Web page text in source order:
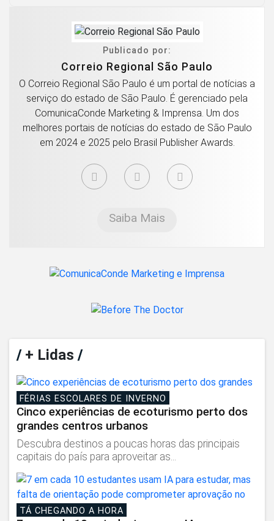
Publicado por:
Correio Regional São Paulo
O Correio Regional São Paulo é um portal de notícias a
serviço do estado de São Paulo. É gerenciado pela
ComunicaConde Marketing & Imprensa. Um dos
melhores portais de notícias do estado de São Paulo
em 2024 e 2025 pelo Brasil Publisher Awards.
Saiba Mais
/+ Lidas /
FÉRIAS ESCOLARES DE INVERNO
Cinco experiências de ecoturismo perto dos
grandes centros urbanos
Descubra destinos a poucas horas das principais
capitais do país para aproveitar as...
TÁ CHEGANDO A HORA